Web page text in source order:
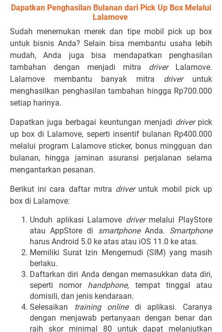
Dapatkan Penghasilan Bulanan dari Pick Up Box Melalui
Lalamove
Sudah menemukan merek dan tipe mobil pick up box
untuk bisnis Anda? Selain bisa membantu usaha lebih
mudah, Anda juga bisa mendapatkan penghasilan
tambahan dengan menjadi mitra driver
Lalamove.
Lalamove membantu banyak mitra driver untuk
menghasilkan penghasilan tambahan hingga Rp700.000
setiap harinya.
Dapatkan juga berbagai keuntungan menjadi driver pick
up box di Lalamove, seperti insentif bulanan Rp400.000
melalui program Lalamove sticker, bonus mingguan dan
bulanan, hingga jaminan asuransi perjalanan selama
mengantarkan pesanan.
Berikut ini cara daftar mitra driver untuk mobil pick up
box di Lalamove:
Unduh aplikasi Lalamove driver melalui PlayStore
atau AppStore di smartphone Anda. Smartphone
harus Android 5.0 ke atas atau iOS 11.0 ke atas.
Memiliki Surat Izin Mengemudi (SIM) yang masih
berlaku.
Daftarkan diri Anda dengan memasukkan data diri,
seperti nomor handphone, tempat tinggal atau
domisili, dan jenis kendaraan.
Selesaikan
training online di aplikasi. Caranya
dengan menjawab pertanyaan dengan benar dan
raih skor minimal 80 untuk dapat melanjutkan